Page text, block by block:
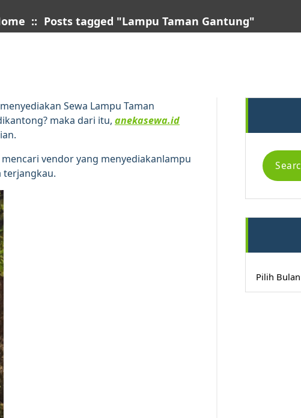
:: Posts tagged "Lampu Taman Gantung"
Sewa Lampu Taman
maka dari itu, anekasewa.id
vendor yang menyediakanlampu
terjangkau.
Search
for: